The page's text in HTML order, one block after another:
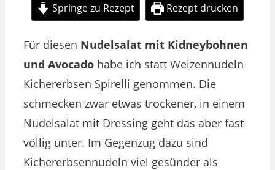
Springe zu Rezept Rezept drucken
Für diesen Nudelsalat mit Kidneybohnen
und Avocado habe ich statt Weizennudeln
Kichererbsen Spirelli genommen. Die
schmecken zwar etwas trockener, in einem
Nudelsalat mit Dressing geht das aber fast
völlig unter. Im Gegenzug dazu sind
Kichererbsennudeln viel gesünder als